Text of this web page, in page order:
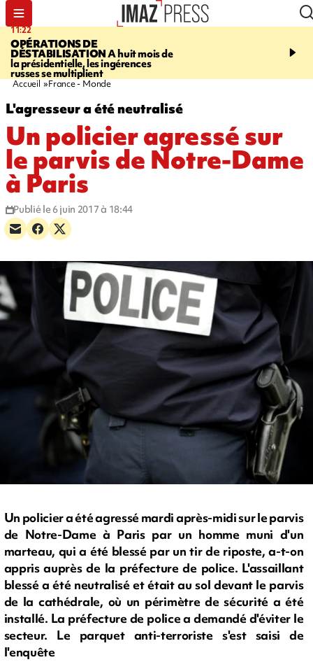
11:22
OPÉRATIONS DE
DÉSTABILISATIONA huit mois de
la présidentielle, les ingérences
russes se multiplient
14:51
Rivière triple champion
Accueil France - Monde
L'agresseur a été neutralisé
Un policier agressé sur
le parvis de Notre-Dame
à Paris
Publié le 6 juin 2017 à 18:44
Un policier a été agressé mardi après-midi sur le parvis
de Notre-Dame à Paris par un homme muni d'un
marteau, qui a été blessé par un tir de riposte, a-t-on
appris auprès de la préfecture de police. L'assaillant
blessé a été neutralisé et était au sol devant le parvis
de la cathédrale, où un périmètre de sécurité a été
installé. La préfecture de police a demandé d'éviter le
secteur. Le parquet anti-terroriste s'est saisi de
l'enquête